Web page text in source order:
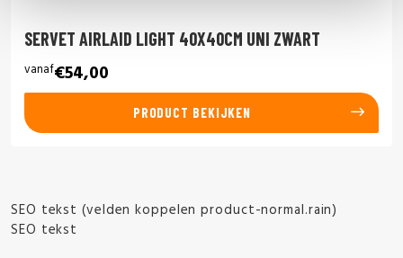
SERVET AIRLAID LIGHT 40X40CM UNI ZWART
vanaf€54,00
PRODUCT BEKIJKEN
SEO tekst (velden koppelen product-normal.rain)
SEO tekst